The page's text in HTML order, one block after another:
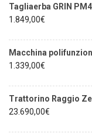
Tagliaerba GRIN
1.849,00€
Macchina
1.339,00€
Trattorino Raggio
23.690,00€